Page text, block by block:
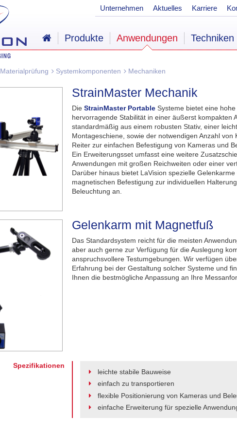
Materialprüfung Systemkomponenten Mechaniken
StrainMaster Mechanik
DieStrainMaster PortableSysteme bietet eine hohe
hervorragende Stabilität in einer äußerst kompakten
standardmäßig aus einem robusten Stativ, einer
Montageschiene, sowie der notwendigen Anzahl von
Reiter zur einfachen Befestigung von Kameras und
Ein Erweiterungsset umfasst eine weitere
Anwendungen mit großen Reichweiten oder einer
Darüber hinaus bietet LaVision spezielle
magnetischen Befestigung zur individuellen
Beleuchtung an.
Gelenkarm mit Magnetfuß
Das Standardsystem reicht für die meisten
aber auch gerne zur Verfügung für die Auslegung
anspruchsvollere Testumgebungen. Wir verfügen
Erfahrung bei der Gestaltung solcher Systeme und
Ihnen die bestmögliche Anpassung an Ihre
Spezifikationen
leichte stabile Bauweise
einfach zu transportieren
flexible Positionierung von Kameras und
einfache Erweiterung für spezielle
Unternehmen Aktuelles Karriere
Produkte Anwendungen Techniken